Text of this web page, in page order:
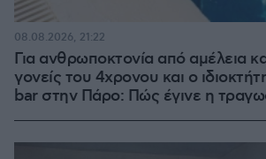
Για ανθρωποκτονία από αμέλεια
γονείς του 4χρονου και ο
bar στην Πάρο: Πώς έγινε η
08.08.2026, 21:22